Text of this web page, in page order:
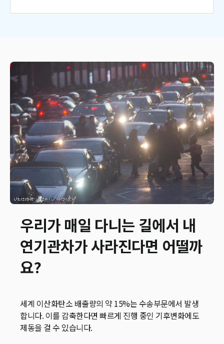
우리가 매일 다니는 길에서 내
연기관차가 사라진다면 어떨까
요?
세계 이산화탄소 배출량의 약 15%는 수송부문에서 발생
합니다. 이를 감축한다면 빠르게 진행 중인 기후변화에도
제동을 걸 수 있습니다.